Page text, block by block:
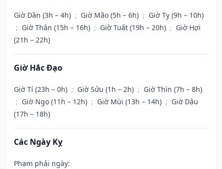
Giờ Dần (3h – 4h) ; Giờ Mão (5h – 6h) ; Giờ Tỵ (9h – 10h)
; Giờ Thân (15h – 16h) ; Giờ Tuất (19h – 20h) ; Giờ Hợi
(21h – 22h)
Giờ Hắc Đạo
Giờ Tí (23h – 0h) ; Giờ Sửu (1h – 2h) ; Giờ Thìn (7h – 8h)
; Giờ Ngọ (11h – 12h) ; Giờ Mùi (13h – 14h) ; Giờ Dậu
(17h – 18h)
Các Ngày Kỵ
Phạm phải ngày: